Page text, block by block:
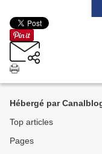
Hébergé par
Top articles
Pages